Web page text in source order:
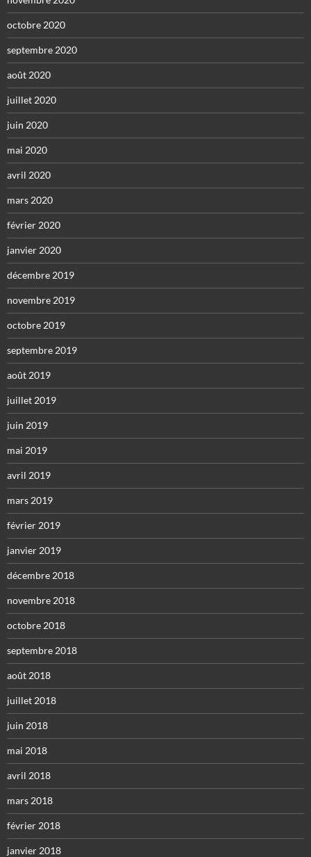
octobre 2020
septembre 2020
août 2020
juillet 2020
juin 2020
mai 2020
avril 2020
mars 2020
février 2020
janvier 2020
décembre 2019
novembre 2019
octobre 2019
septembre 2019
août 2019
juillet 2019
juin 2019
mai 2019
avril 2019
mars 2019
février 2019
janvier 2019
décembre 2018
novembre 2018
octobre 2018
septembre 2018
août 2018
juillet 2018
juin 2018
mai 2018
avril 2018
mars 2018
février 2018
janvier 2018